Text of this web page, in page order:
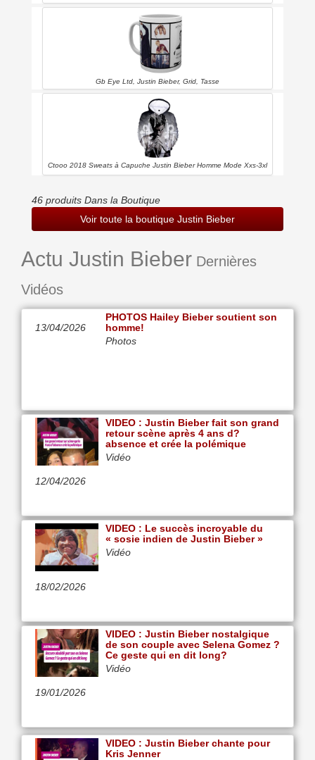
Gb Eye Ltd, Justin Bieber, Grid, Tasse
Ctooo 2018 Sweats à Capuche Justin Bieber Homme Mode Xxs-3xl
46 produits Dans la Boutique
Voir toute la boutique Justin Bieber
Actu Justin Bieber Dernières
Vidéos
13/04/2026
PHOTOS Hailey Bieber soutient son
homme!
Photos
12/04/2026
VIDEO : Justin Bieber fait son grand
retour scène après 4 ans d?
absence et crée la polémique
Vidéo
18/02/2026
VIDEO : Le succès incroyable du
« sosie indien de Justin Bieber »
Vidéo
19/01/2026
VIDEO : Justin Bieber nostalgique
de son couple avec Selena Gomez ?
Ce geste qui en dit long?
Vidéo
VIDEO : Justin Bieber chante pour
Kris Jenner